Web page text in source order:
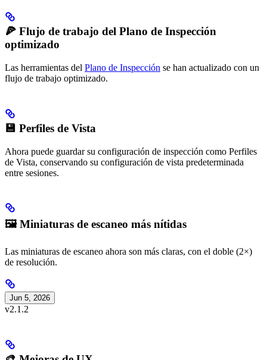
🍕 Flujo de trabajo del Plano de Inspección
optimizado
Las herramientas del Plano de Inspección se han actualizado con un
flujo de trabajo optimizado.
💾 Perfiles de Vista
Ahora puede guardar su configuración de inspección como Perfiles
de Vista, conservando su configuración de vista predeterminada
entre sesiones.
🖼️ Miniaturas de escaneo más nítidas
Las miniaturas de escaneo ahora son más claras, con el doble (2×)
de resolución.
Jun 5, 2026
v2.1.2